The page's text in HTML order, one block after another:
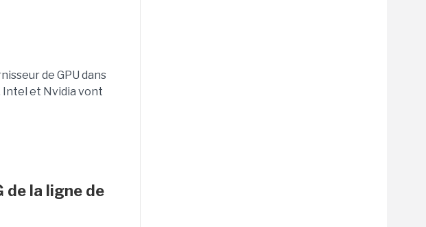
de GPU dans
Intel et Nvidia vont
de la ligne de